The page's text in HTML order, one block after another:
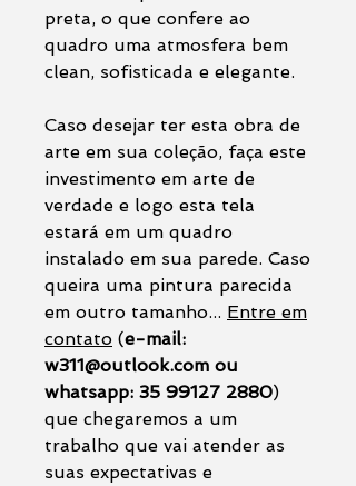
preta, o que confere ao
quadro uma atmosfera bem
clean, sofisticada e elegante.
Caso desejar ter esta obra de
arte em sua coleção, faça este
investimento em arte de
verdade e logo esta tela
estará em um quadro
instalado em sua parede. Caso
queira uma pintura parecida
em outro tamanho... Entre em
contato (e-mail:
w311@outlook.com ou
whatsapp: 35 99127 2880)
que chegaremos a um
trabalho que vai atender as
suas expectativas e